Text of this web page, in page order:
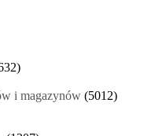
i magazynów (5012)